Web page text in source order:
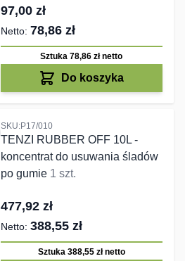
97,00 zł
78,86 zł
Sztuka 78,86 złnetto
Do koszyka
SKU:P17/010
TENZI RUBBER OFF 10L -
koncentrat do usuwania śladów
po gumie 1 szt.
477,92 zł
388,55 zł
Sztuka 388,55 złnetto